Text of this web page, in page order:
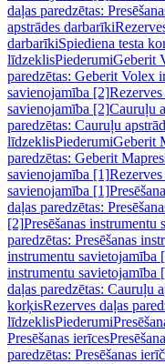
daļas paredzētas:
apstrādes darbarīki
darbarīkiSpiediena testa
līdzeklisPiederumiGeberit
paredzētas: Geberit Volex
savienojamība [2]Rezerves
savienojamība [2]Cauruļu
paredzētas: Cauruļu
līdzeklisPiederumiGeberit
paredzētas: Geberit
savienojamība [1]Rezerves
savienojamība [1]
daļas paredzētas:
[2]Presēšanas
paredzētas: Presēšanas
instrumentu savietojamība
instrumentu savietojamība
daļas paredzētas: Cauruļu
korķisRezerves daļas
līdzeklisPiederumi
Presēšanas ierīces
paredzētas: Presēšanas